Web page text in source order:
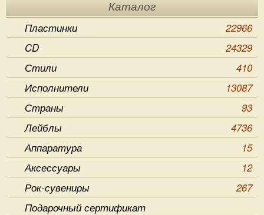
Каталог
Пластинки
22966
CD
24329
Стили
410
Исполнители
13087
Страны
93
Лейблы
4736
Аппаратура
15
Аксессуары
12
Рок-сувениры
267
Подарочный сертификат